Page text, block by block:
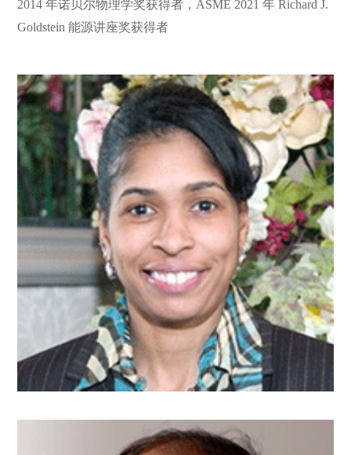
2014 年诺贝尔物理学奖获得者，ASME 2021 年 Richard J.
Goldstein 能源讲座奖获得者